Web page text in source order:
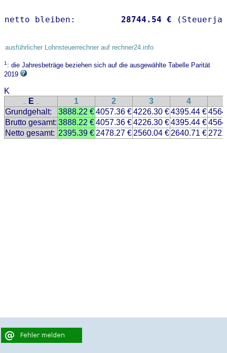
netto bleiben: 28744.54 €
ausführlicher Lohnsteuerrechner auf rechner24.info
1: die Jahresbeträge beziehen sich auf die ausgewählte Tabelle Parität
2019
K
.. E .. 1 2 3 4
Grundgehalt:
3888.22 €4057.36 €4226.30 €4395.44 €
Brutto gesamt: 3888.22 €4057.36 €4226.30 €4395.44 €
Netto gesamt: 2395.39 € 2478.27 € 2560.04 € 2640.71 €